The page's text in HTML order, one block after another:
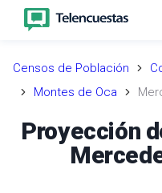
Censos de Población
Montes de Oca
Proyección